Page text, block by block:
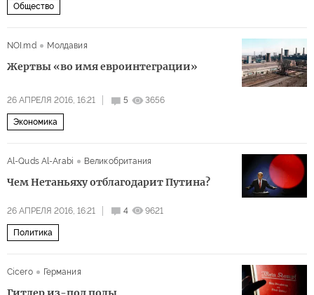
Общество
NOI.md Молдавия
Жертвы «во имя евроинтеграции»
26 АПРЕЛЯ 2016, 16:21 5 3656
Экономика
Al-Quds Al-Arabi Великобритания
Чем Нетаньяху отблагодарит Путина?
26 АПРЕЛЯ 2016, 16:21 4 9621
Политика
Cicero Германия